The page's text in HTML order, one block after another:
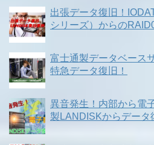
出張データ復旧！
シリーズ）からの
富士通製データベース
特急データ復旧！
異音発生！内部から電
製LANDISKからデータ